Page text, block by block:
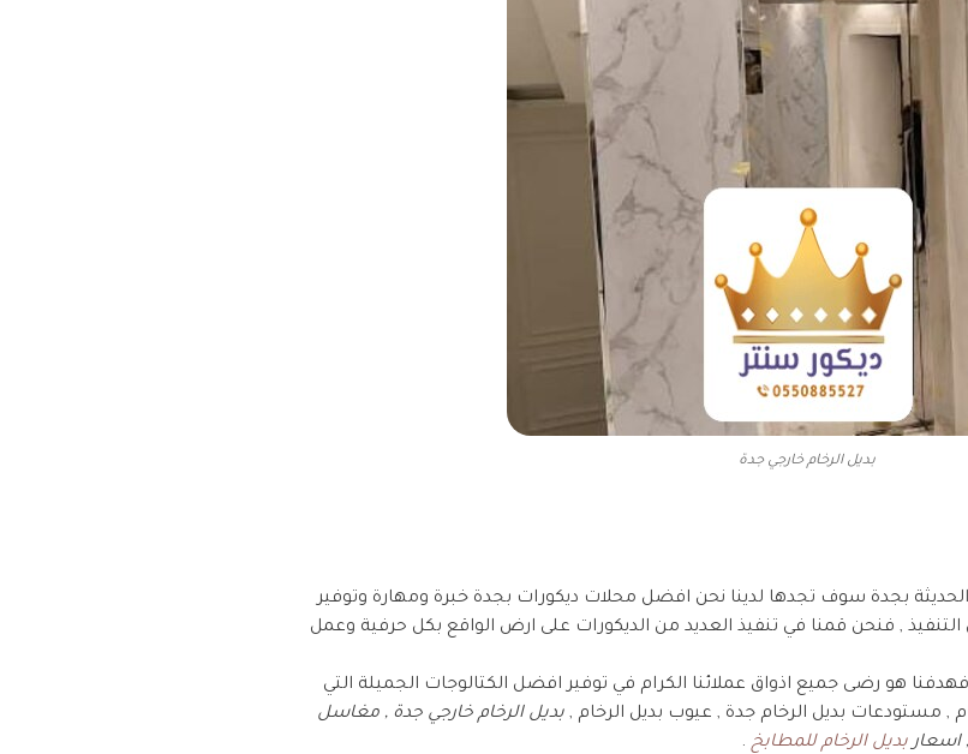
بديل الرخام خارجي جدة
الحديثة بجدة سوف تجدها لدينا نحن افضل محلات ديكورات بجدة خبرة ومهارة وتوفير
التنفيذ , فنحن قمنا في تنفيذ العديد من الديكورات على ارض الواقع بكل حرفية وعمل
هو رضى جميع اذواق عملائنا الكرام في توفير افضل الكتالوجات الجميلة التي
, مستودعات بديل الرخام جدة , عيوب بديل الرخام , بديل الرخام خارجي جدة , مغاسل
اسعاربديل الرخام للمطابخ .